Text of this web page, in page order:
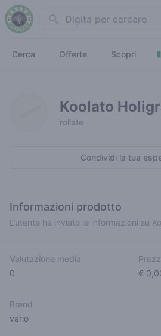
Search
Cerca Offerte Scopri
Koolato
rollate
Condividi la tua
Informazioni prodotto
L’utente ha inviato le informazioni su
Valutazione media
0
€
Brand
vario